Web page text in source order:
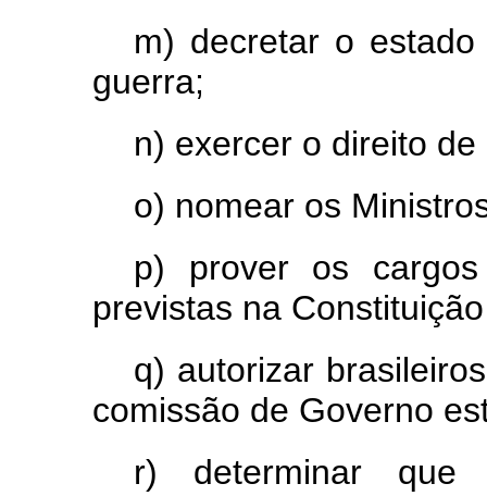
m) decretar o
guerra;
n) exercer o direito de
o) nomear os
p) prover os
previstas na
q) autorizar
comissão de Governo
r) determinar que